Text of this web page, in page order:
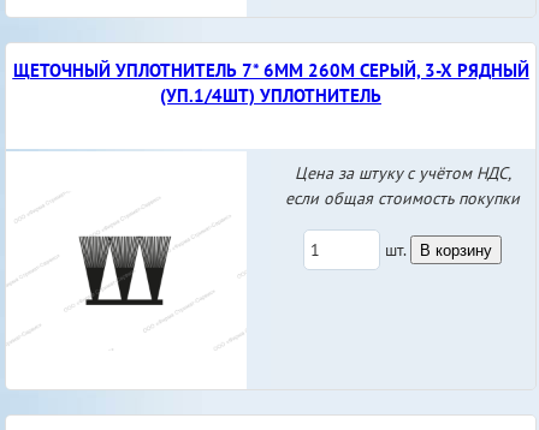
ЩЕТОЧНЫЙ УПЛОТНИТЕЛЬ 7* 6ММ 260М СЕРЫЙ, 3-Х РЯДНЫЙ
(УП.1/4ШТ) УПЛОТНИТЕЛЬ
Цена за штуку с учётом НДС,
если общая стоимость покупки
шт. В корзину